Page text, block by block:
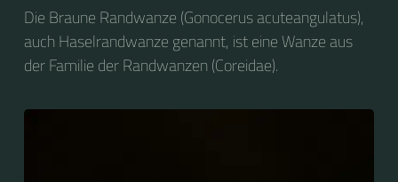
Die Braune Randwanze (Gonocerus acuteangulatus),
auch Haselrandwanze genannt, ist eine Wanze aus
der Familie der Randwanzen (Coreidae).